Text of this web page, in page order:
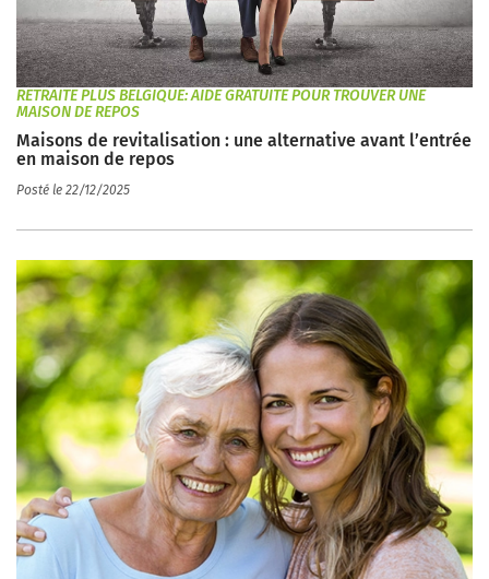
RETRAITE PLUS BELGIQUE: AIDE GRATUITE POUR TROUVER UNE
MAISON DE REPOS
Maisons de revitalisation : une alternative avant l’entrée
en maison de repos
Posté le 22/12/2025